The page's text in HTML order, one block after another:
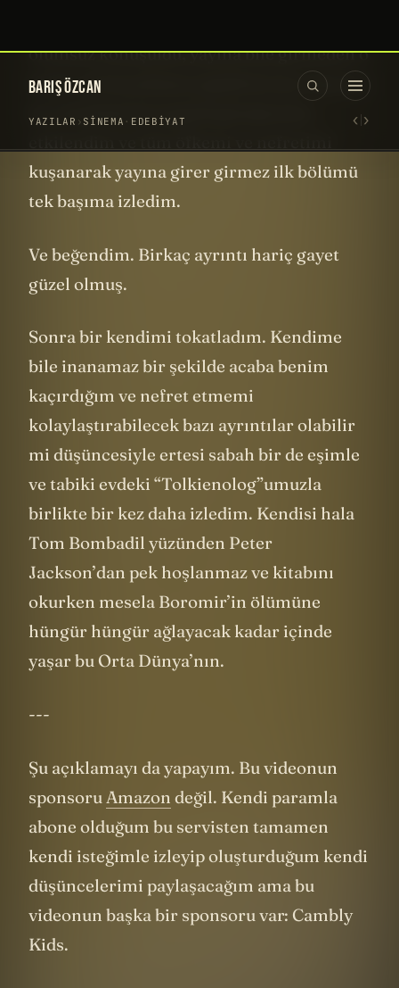
izlememeye başladım. Yine de o kadar çok
olumsuz konuşuldu, yayına bile girmeden o
kadar çok kıyaslama yapıldı ki ister istemez
etkilendim ve tüm öfkemi ve nefretimi
kuşanarak yayına girer girmez ilk bölümü
Ve beğendim. Birkaç ayrıntı hariç gayet
Sonra bir kendimi tokatladım. Kendime
bile inanamaz bir şekilde acaba benim
kaçırdığım ve nefret etmemi
kolaylaştırabilecek bazı ayrıntılar olabilir
mi düşüncesiyle ertesi sabah bir de eşimle
ve tabiki evdeki “Tolkienolog”umuzla
birlikte bir kez daha izledim. Kendisi hala
Tom Bombadil yüzünden Peter
Jackson’dan pek hoşlanmaz ve kitabını
okurken mesela Boromir’in ölümüne
hüngür hüngür ağlayacak kadar içinde
Şu açıklamayı da yapayım. Bu videonun
sponsoruAmazondeğil. Kendi paramla
abone olduğum bu servisten tamamen
kendi isteğimle izleyip oluşturduğum kendi
düşüncelerimi paylaşacağım ama bu
videonun başka bir sponsoru var: Cambly